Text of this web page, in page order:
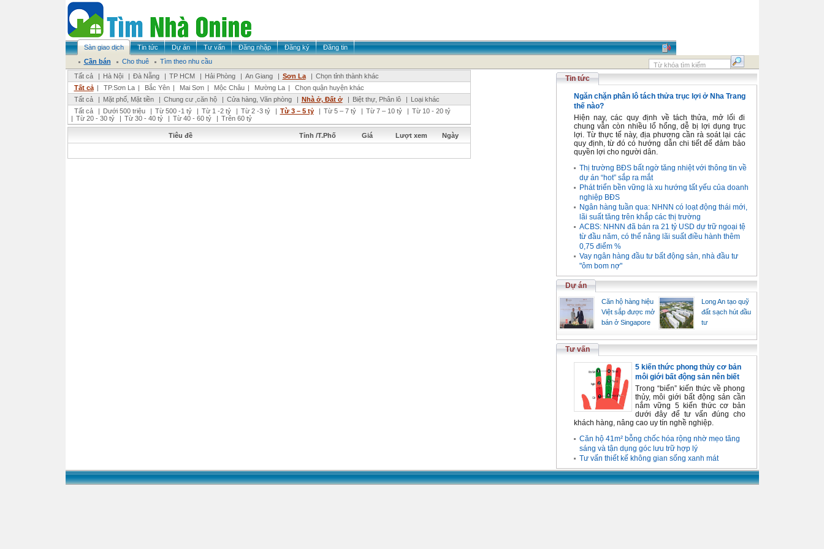
Sàn giao dịch Tin tức Dự án Tư vấn Đăng nhập Đăng ký
Đăng tin
Cần bán
Cho thuê
Tìm theo nhu cầu
Tất cả
| Hà Nội | Đà Nẵng | TP HCM | Hải Phòng | An Giang | Sơn La | Chọn tỉnh thành khác
Tất cả | TP.Sơn La | Bắc Yên | Mai Sơn | Mộc Châu | Mường La |
Chọn quận huyện khác
Tất cả
| Mặt phố, Mặt tiền | Chung cư ,căn hộ | Cửa hàng, Văn phòng | Nhà ở, Đất ở | Biệt thự, Phân lô | Loại khác
Tất cả
| Dưới 500 triệu | Từ 500 -1 tỷ | Từ 1 -2 tỷ | Từ 2 -3 tỷ | Từ 3 – 5 tỷ | Từ 5 – 7 tỷ | Từ 7 – 10 tỷ | Từ 10 - 20 tỷ
| Từ 20 - 30 tỷ | Từ 30 - 40 tỷ | Từ 40 - 60 tỷ | Trên 60 tỷ
Tiêu đề Tỉnh /T.Phố Giá Lượt xem Ngày
Tin tức
Ngăn chặn phân lô tách thửa trục lợi ở Nha Trang
thế nào?
Hiện nay, các quy định về tách thửa, mở lối đi
chung vẫn còn nhiều lổ hổng, dễ bị lợi dụng trục
lợi. Từ thực tế này, địa phương cần rà soát lại các
quy định, từ đó có hướng dẫn chi tiết để đảm bảo
quyền lợi cho người dân.
Thị trường BĐS bất ngờ tăng nhiệt với thông tin về
dự án “hot” sắp ra mắt
Phát triển bền vững là xu hướng tất yếu của doanh
nghiệp BĐS
Ngân hàng tuần qua: NHNN có loạt động thái mới,
lãi suất tăng trên khắp các thị trường
ACBS: NHNN đã bán ra 21 tỷ USD dự trữ ngoại tệ
từ đầu năm, có thể nâng lãi suất điều hành thêm
0,75 điểm %
Vay ngân hàng đầu tư bất động sản, nhà đầu tư
"ôm bom nợ"
Dự án
Căn hộ hàng hiệu
Việt sắp được mở
bán ở Singapore
Long An tạo quỹ
đất sạch hút đầu
tư
Tư vấn
5 kiến thức phong thủy cơ bản
môi giới bất động sản nên biết
Trong “biển” kiến thức về phong
thủy, môi giới bất động sản cần
nắm vững 5 kiến thức cơ bản
dưới đây để tư vấn đúng cho
khách hàng, nâng cao uy tín nghề nghiệp.
Căn hộ 41m² bỗng chốc hóa rộng nhờ mẹo tăng
sáng và tận dụng góc lưu trữ hợp lý
Tư vấn thiết kế không gian sống xanh mát